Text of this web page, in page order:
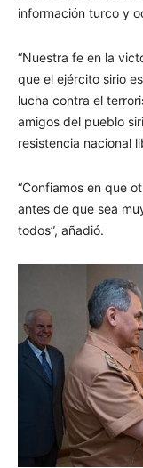
información turco y
“Nuestra fe en la
que el ejército sirio
lucha contra el
amigos del pueblo
resistencia nacional
“Confiamos en que
antes de que sea
todos”, añadió.